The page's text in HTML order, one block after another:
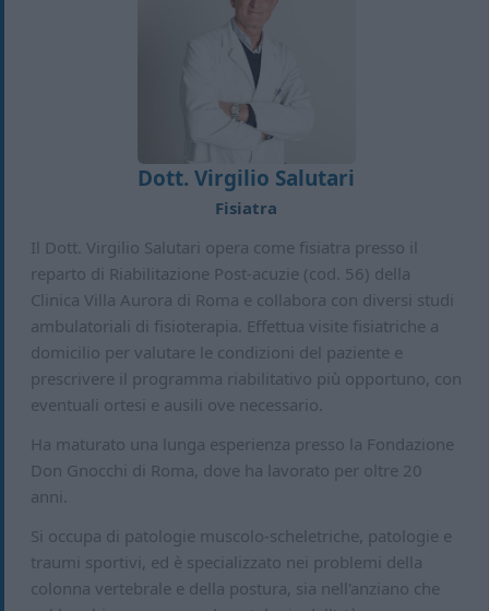
Dott. Virgilio Salutari
Fisiatra
Il Dott. Virgilio Salutari opera come fisiatra presso il
reparto di Riabilitazione Post-acuzie (cod. 56) della
Clinica Villa Aurora di Roma e collabora con diversi studi
ambulatoriali di fisioterapia. Effettua visite fisiatriche a
domicilio per valutare le condizioni del paziente e
prescrivere il programma riabilitativo più opportuno, con
eventuali ortesi e ausili ove necessario.
Ha maturato una lunga esperienza presso la Fondazione
Don Gnocchi di Roma, dove ha lavorato per oltre 20
anni.
Si occupa di patologie muscolo-scheletriche, patologie e
traumi sportivi, ed è specializzato nei problemi della
colonna vertebrale e della postura, sia nell'anziano che